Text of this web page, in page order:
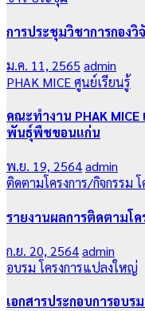
การประชุมวิชาการกอ
ม.ค. 11, 2565 admin
PHAK MICEศูนย์เรียนรู้
คณะทำงาน PHAK
พันธุ์พืชขอนแก่น
พ.ย. 19, 2564admin
ติดตามโครงการ/กิจกรรม
รายงานผลการติดตามโ
ก.ย. 20, 2564admin
อบรม โครงการแปลงใหญ่
เอกสารประกอบการอบร